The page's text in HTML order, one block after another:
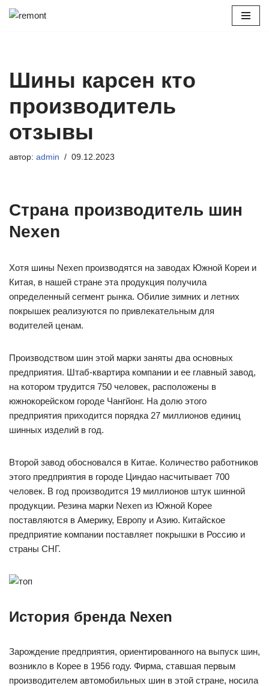
Шины карсен кто
производитель
отзывы
автор: admin 09.12.2023
Страна производитель шин
Nexen
Хотя шины Nexen производятся на заводах Южной Кореи и
Китая, в нашей стране эта продукция получила
определенный сегмент рынка. Обилие зимних и летних
покрышек реализуются по привлекательным для
водителей ценам.
Производством шин этой марки заняты два основных
предприятия. Штаб-квартира компании и ее главный завод,
на котором трудится 750 человек, расположены в
южнокорейском городе Чангйонг. На долю этого
предприятия приходится порядка 27 миллионов единиц
шинных изделий в год.
Второй завод обосновался в Китае. Количество работников
этого предприятия в городе Циндао насчитывает 700
человек. В год производится 19 миллионов штук шинной
продукции. Резина марки Nexen из Южной Корее
поставляются в Америку, Европу и Азию. Китайское
предприятие компании поставляет покрышки в Россию и
страны СНГ.
История бренда Nexen
Зарождение предприятия, ориентированного на выпуск шин,
возникло в Корее в 1956 году. Фирма, ставшая первым
производителем автомобильных шин в этой стране, носила